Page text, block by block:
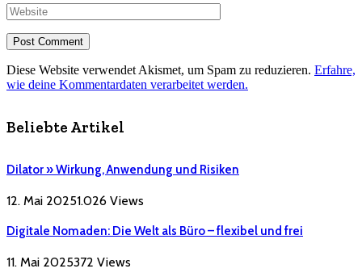
Diese Website verwendet Akismet, um Spam zu reduzieren. Erfahre,
wie deine Kommentardaten verarbeitet werden.
Beliebte Artikel
Dilator » Wirkung, Anwendung und Risiken
12. Mai 20251.026 Views
Digitale Nomaden: Die Welt als Büro – flexibel und frei
11. Mai 2025372 Views